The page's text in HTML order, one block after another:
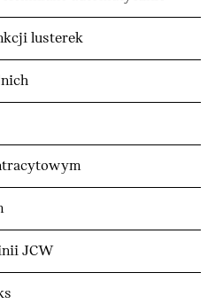
lusterek
JCW